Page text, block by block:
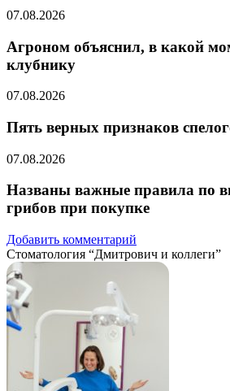
07.08.2026
Агроном объяснил, в какой
клубнику
07.08.2026
Пять верных признаков
07.08.2026
Названы важные правила по
грибов при покупке
Добавить комментарий
Стоматология “Дмитрович и коллеги”